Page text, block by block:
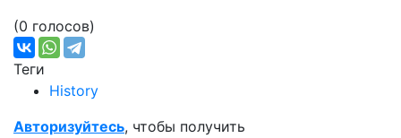
(0 голосов)
Теги
History
Авторизуйтесь, чтобы получить